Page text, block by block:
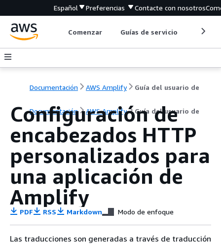
Español Preferencias Contacte con nosotros
Comenzar Guías de servicio
Documentación AWS Amplify Guía del usuario de
Documentación AWS Amplify Guía del usuario de
Configuración de
encabezados HTTP
personalizados para
una aplicación de
Amplify
PDF RSS Markdown Modo de enfoque
Las traducciones son generadas a través de traducción